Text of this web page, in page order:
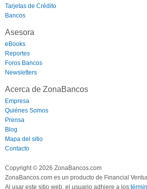
Tarjetas de Crédito
Bancos
Asesora
eBooks
Reportes
Foros Bancos
Newsletters
Acerca de ZonaBancos
Empresa
Quiénes Somos
Prensa
Blog
Mapa del sitio
Contacto
Copyright © 2026 ZonaBancos.com
ZonaBancos.com es un producto de Financial
Al usar este sitio web, el usuario adhiere a los